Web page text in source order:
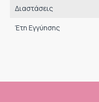
Διαστάσεις
Έτη Εγγύησης